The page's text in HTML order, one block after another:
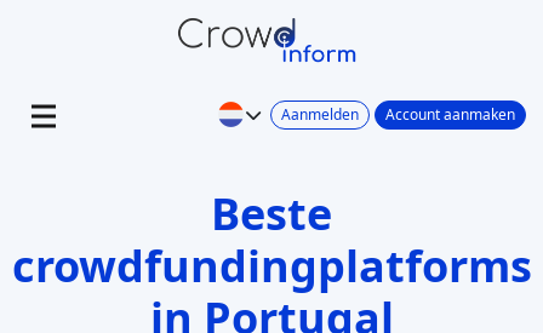
Aanmelden Account aanmaken
Beste
crowdfundingplatforms
in Portugal